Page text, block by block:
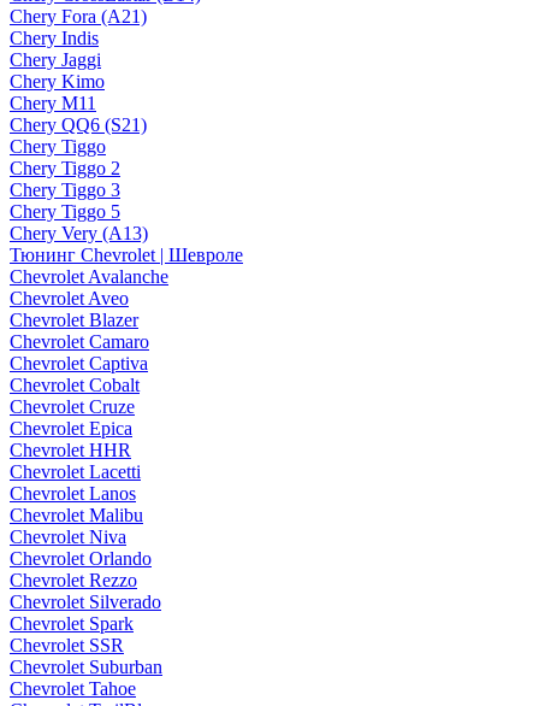
Chery Fora (A21)
Chery Indis
Chery Jaggi
Chery Kimo
Chery M11
Chery QQ6 (S21)
Chery Tiggo
Chery Tiggo 2
Chery Tiggo 3
Chery Tiggo 5
Chery Very (A13)
Тюнинг Chevrolet | Шевроле
Chevrolet Avalanche
Chevrolet Aveo
Chevrolet Blazer
Chevrolet Camaro
Chevrolet Captiva
Chevrolet Cobalt
Chevrolet Cruze
Chevrolet Epica
Chevrolet HHR
Chevrolet Lacetti
Chevrolet Lanos
Chevrolet Malibu
Chevrolet Niva
Chevrolet Orlando
Chevrolet Rezzo
Chevrolet Silverado
Chevrolet Spark
Chevrolet SSR
Chevrolet Suburban
Chevrolet Tahoe